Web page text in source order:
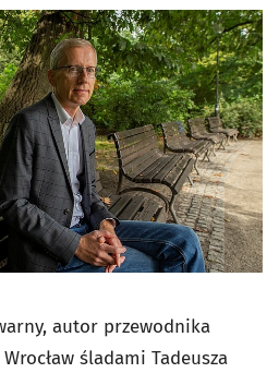
autor przewodnika
śladami Tadeusza